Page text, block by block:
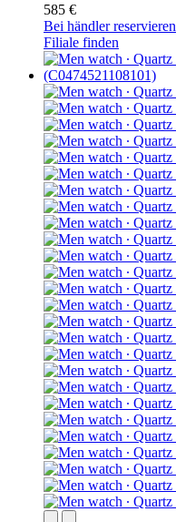
585 €
Bei händler reservieren
Filiale finden